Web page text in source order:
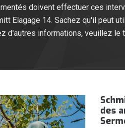
doivent effectuer ces
Elagage 14. Sachez qu'il peut
d'autres informations, veuillez le
des